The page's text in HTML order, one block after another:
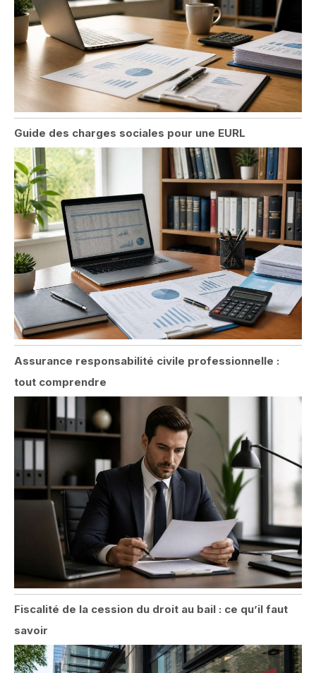
Guide des charges sociales pour une EURL
Assurance responsabilité civile professionnelle :
tout comprendre
Fiscalité de la cession du droit au bail : ce qu’il faut
savoir